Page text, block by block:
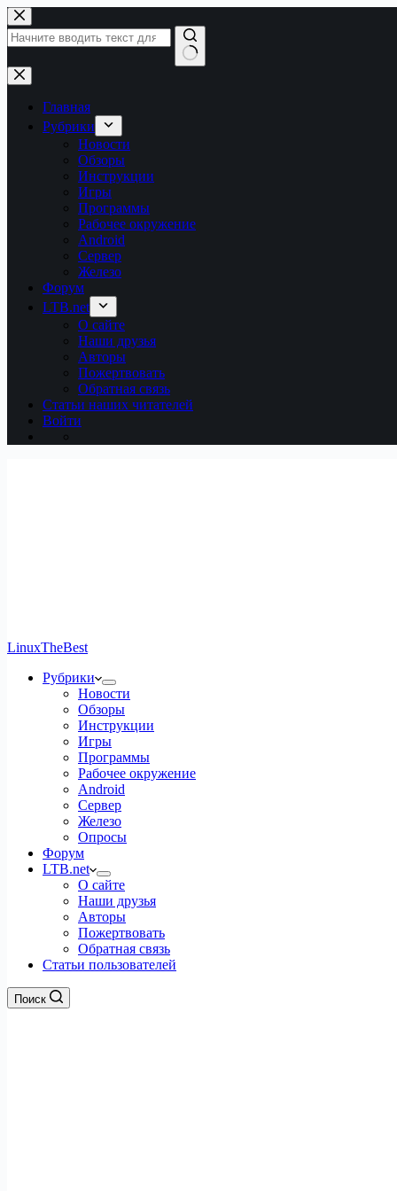
Перейти
к
сути
Ничего
не
найденоГлавная
Рубрики
Новости
Обзоры
Инструкции
Игры
Программы
Рабочее окружение
Android
Сервер
Железо
Форум
LTB.net
О сайте
Наши друзья
Авторы
Пожертвовать
Обратная связь
Статьи наших читателей
Войти
LinuxTheBest
Рубрики
Новости
Обзоры
Инструкции
Игры
Программы
Рабочее окружение
Android
Сервер
Железо
Опросы
Форум
LTB.net
О сайте
Наши друзья
Авторы
Пожертвовать
Обратная связь
Статьи пользователей
Поиск